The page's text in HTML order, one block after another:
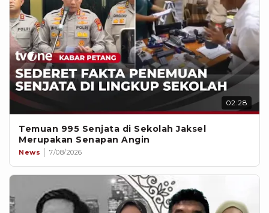
02:28
Temuan 995 Senjata di Sekolah Jaksel
Merupakan Senapan Angin
News 7/08/2026